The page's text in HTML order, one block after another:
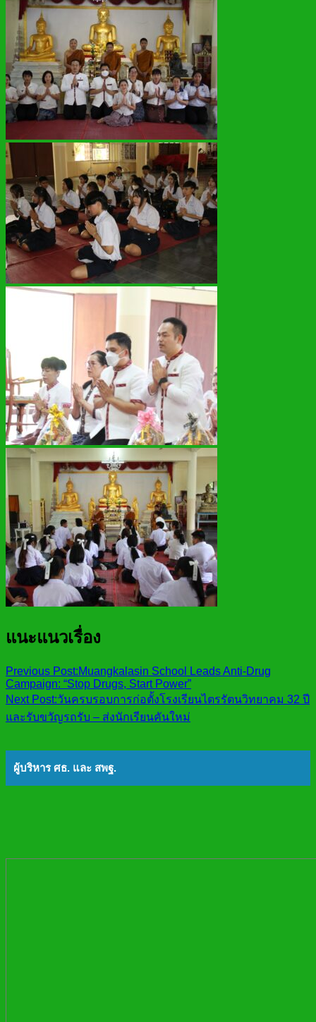
แนะแนวเรื่อง
Previous Post:Muangkalasin School Leads Anti-Drug
Campaign: “Stop Drugs, Start Power”
Next Post:วันครบรอบการก่อตั้งโรงเรียนไตรรัตนวิทยาคม 32 ปี
และรับขวัญรถรับ – ส่งนักเรียนคันใหม่
ผู้บริหาร ศธ. และ สพฐ.